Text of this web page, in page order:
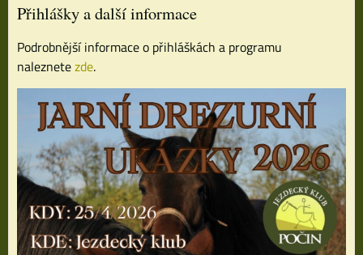
Přihlášky a další informace
Podrobnější informace o přihláškách a programu
naleznetezde.